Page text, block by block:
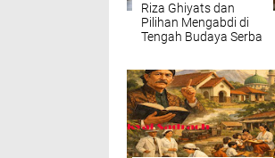
Riza Ghiyats dan
Pilihan Mengabdi di
Tengah Budaya Serba